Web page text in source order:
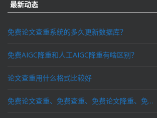
最新动态
免费论文查重系统的多久更新数据库？
免费AIGC降重和人工AIGC降重有啥区别？
论文查重用什么格式比较好
免费论文查重、免费查重、免费论文降重、免费降重、智能降重、一键降重、降低AIGC写作率、AI写论文，这些名词你了解吗？